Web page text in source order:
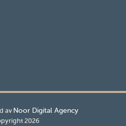
avNoor Digital Agency
2026